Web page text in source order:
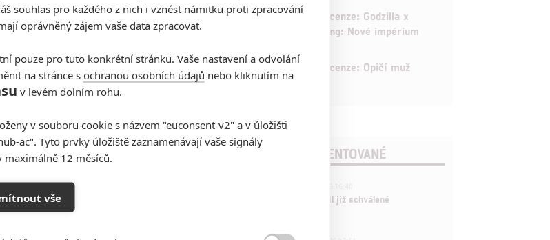
6
Recenze: Godzilla x
Kong: Nové impérium
8 Recenze: Opičí muž
POSLEDNÍ KOMENTOVANÉ
Marvel nečekaně zrušil již schválené
souhlas pro každého z nich i vznést námitku proti zpracování
oprávněný zájem vaše data zpracovat.
pouze pro tuto konkrétní stránku. Vaše nastavení a odvolání
na stránce s ochranou osobních údajů nebo kliknutím na
v levém dolním rohu.
v souboru cookie s názvem "euconsent-v2" a v úložišti
ac". Tyto prvky úložiště zaznamenávají vaše signály
maximálně 12 měsíců.
vše